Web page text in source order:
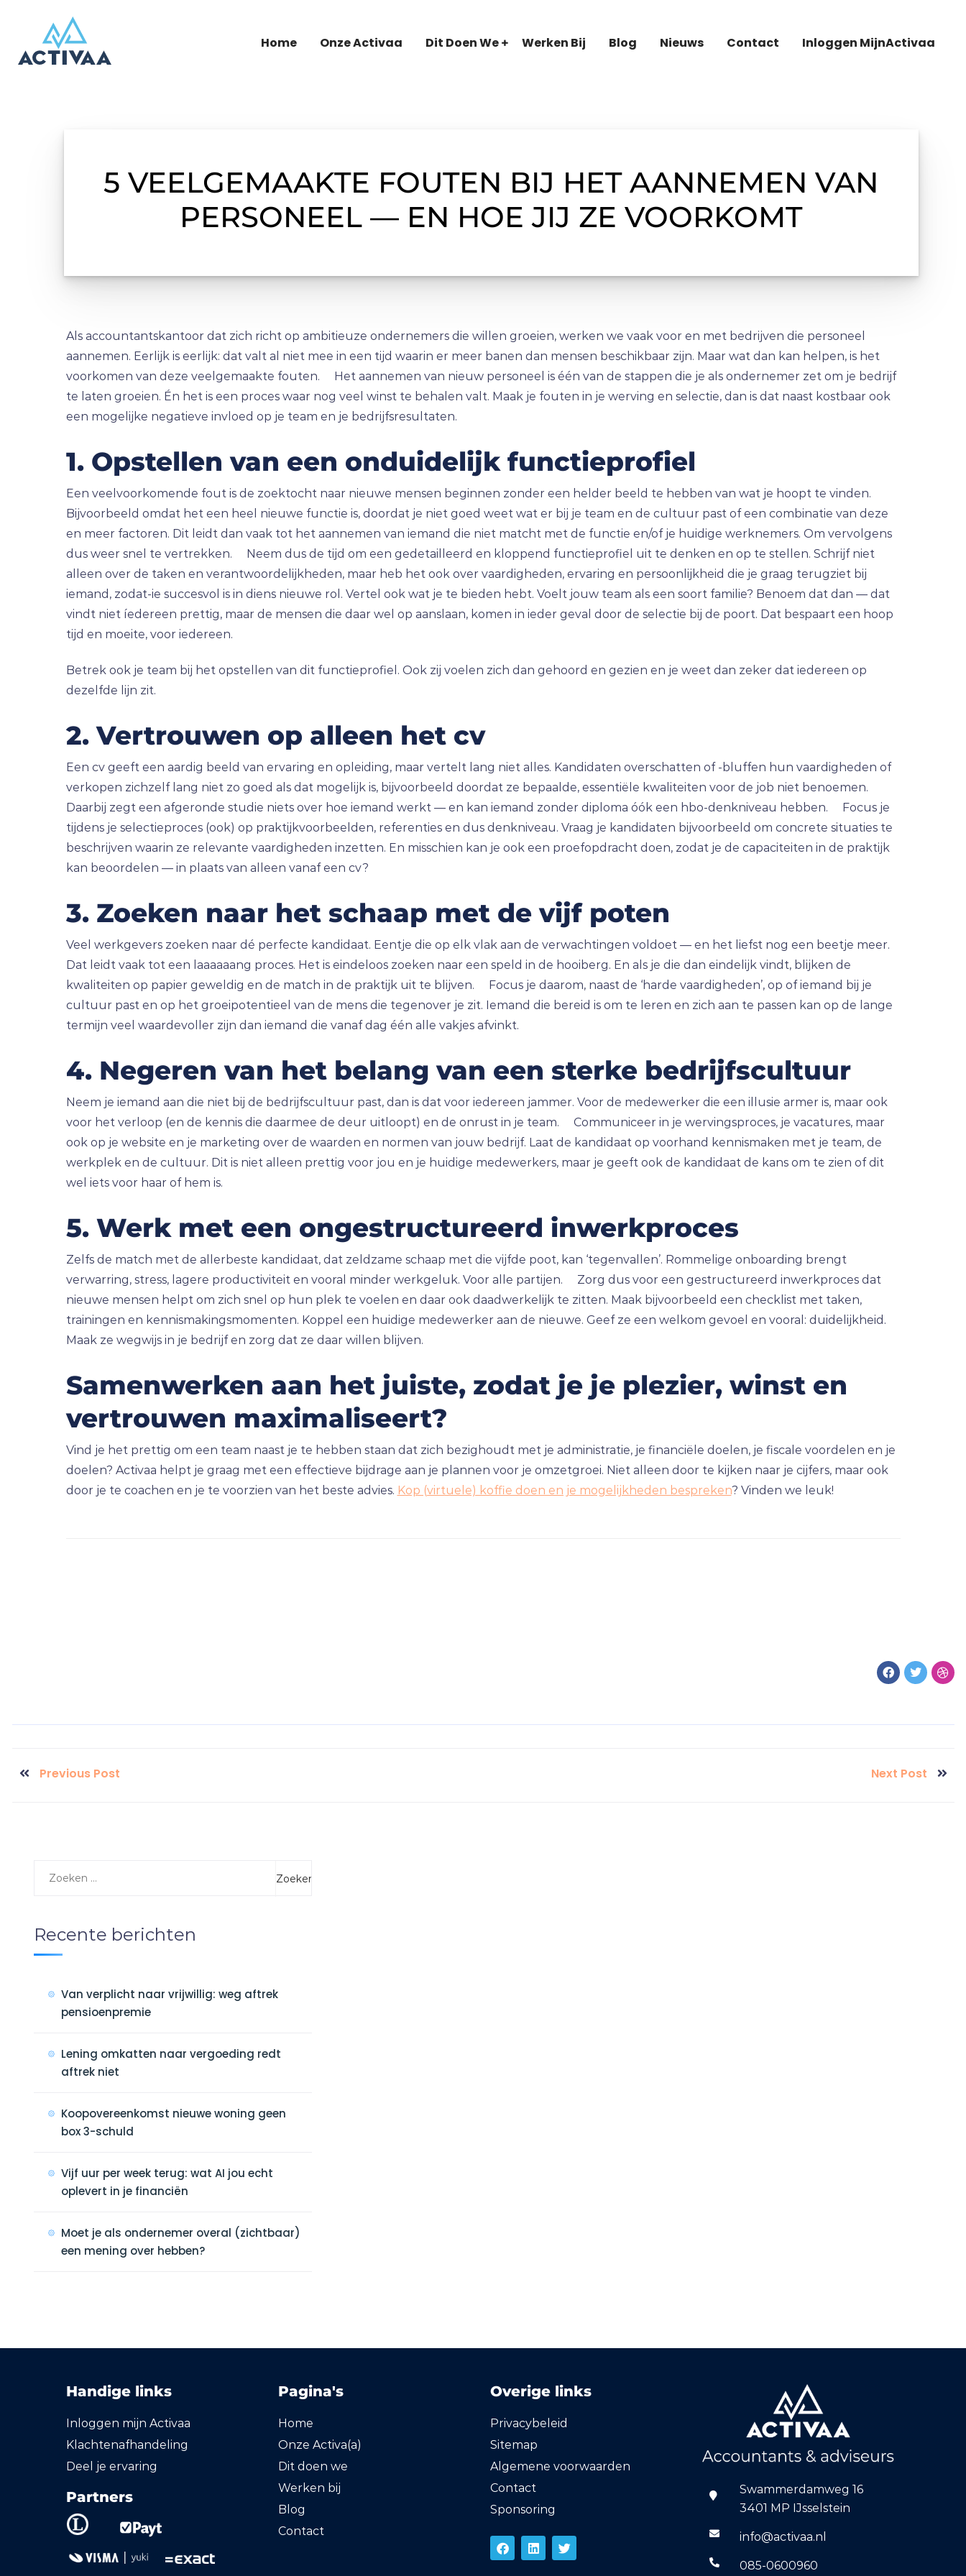
Home Onze Activaa Dit Doen We Werken Bij Blog Nieuws Contact Inloggen MijnActivaa
5 VEELGEMAAKTE FOUTEN BIJ HET AANNEMEN VAN
PERSONEEL — EN HOE JIJ ZE VOORKOMT
Als accountantskantoor dat zich richt op ambitieuze ondernemers die willen groeien, werken we vaak voor en met bedrijven die personeel
aannemen. Eerlijk is eerlijk: dat valt al niet mee in een tijd waarin er meer banen dan mensen beschikbaar zijn. Maar wat dan kan helpen, is het
voorkomen van deze veelgemaakte fouten. Het aannemen van nieuw personeel is één van de stappen die je als ondernemer zet om je bedrijf
te laten groeien. Én het is een proces waar nog veel winst te behalen valt. Maak je fouten in je werving en selectie, dan is dat naast kostbaar ook
een mogelijke negatieve invloed op je team en je bedrijfsresultaten.
1. Opstellen van een onduidelijk functieprofiel
Een veelvoorkomende fout is de zoektocht naar nieuwe mensen beginnen zonder een helder beeld te hebben van wat je hoopt te vinden.
Bijvoorbeeld omdat het een heel nieuwe functie is, doordat je niet goed weet wat er bij je team en de cultuur past of een combinatie van deze
en meer factoren. Dit leidt dan vaak tot het aannemen van iemand die niet matcht met de functie en/of je huidige werknemers. Om vervolgens
dus weer snel te vertrekken. Neem dus de tijd om een gedetailleerd en kloppend functieprofiel uit te denken en op te stellen. Schrijf niet
alleen over de taken en verantwoordelijkheden, maar heb het ook over vaardigheden, ervaring en persoonlijkheid die je graag terugziet bij
iemand, zodat-ie succesvol is in diens nieuwe rol. Vertel ook wat je te bieden hebt. Voelt jouw team als een soort familie? Benoem dat dan — dat
vindt niet íedereen prettig, maar de mensen die daar wel op aanslaan, komen in ieder geval door de selectie bij de poort. Dat bespaart een hoop
tijd en moeite, voor iedereen.
Betrek ook je team bij het opstellen van dit functieprofiel. Ook zij voelen zich dan gehoord en gezien en je weet dan zeker dat iedereen op
dezelfde lijn zit.
2. Vertrouwen op alleen het cv
Een cv geeft een aardig beeld van ervaring en opleiding, maar vertelt lang niet alles. Kandidaten overschatten of -bluffen hun vaardigheden of
verkopen zichzelf lang niet zo goed als dat mogelijk is, bijvoorbeeld doordat ze bepaalde, essentiële kwaliteiten voor de job niet benoemen.
Daarbij zegt een afgeronde studie niets over hoe iemand werkt — en kan iemand zonder diploma óók een hbo-denkniveau hebben. Focus je
tijdens je selectieproces (ook) op praktijkvoorbeelden, referenties en dus denkniveau. Vraag je kandidaten bijvoorbeeld om concrete situaties te
beschrijven waarin ze relevante vaardigheden inzetten. En misschien kan je ook een proefopdracht doen, zodat je de capaciteiten in de praktijk
kan beoordelen — in plaats van alleen vanaf een cv?
3. Zoeken naar het schaap met de vijf poten
Veel werkgevers zoeken naar dé perfecte kandidaat. Eentje die op elk vlak aan de verwachtingen voldoet — en het liefst nog een beetje meer.
Dat leidt vaak tot een laaaaaang proces. Het is eindeloos zoeken naar een speld in de hooiberg. En als je die dan eindelijk vindt, blijken de
kwaliteiten op papier geweldig en de match in de praktijk uit te blijven. Focus je daarom, naast de ‘harde vaardigheden’, op of iemand bij je
cultuur past en op het groeipotentieel van de mens die tegenover je zit. Iemand die bereid is om te leren en zich aan te passen kan op de lange
termijn veel waardevoller zijn dan iemand die vanaf dag één alle vakjes afvinkt.
4. Negeren van het belang van een sterke bedrijfscultuur
Neem je iemand aan die niet bij de bedrijfscultuur past, dan is dat voor iedereen jammer. Voor de medewerker die een illusie armer is, maar ook
voor het verloop (en de kennis die daarmee de deur uitloopt) en de onrust in je team. Communiceer in je wervingsproces, je vacatures, maar
ook op je website en je marketing over de waarden en normen van jouw bedrijf. Laat de kandidaat op voorhand kennismaken met je team, de
werkplek en de cultuur. Dit is niet alleen prettig voor jou en je huidige medewerkers, maar je geeft ook de kandidaat de kans om te zien of dit
wel iets voor haar of hem is.
5. Werk met een ongestructureerd inwerkproces
Zelfs de match met de allerbeste kandidaat, dat zeldzame schaap met die vijfde poot, kan ‘tegenvallen’. Rommelige onboarding brengt
verwarring, stress, lagere productiviteit en vooral minder werkgeluk. Voor alle partijen. Zorg dus voor een gestructureerd inwerkproces dat
nieuwe mensen helpt om zich snel op hun plek te voelen en daar ook daadwerkelijk te zitten. Maak bijvoorbeeld een checklist met taken,
trainingen en kennismakingsmomenten. Koppel een huidige medewerker aan de nieuwe. Geef ze een welkom gevoel en vooral: duidelijkheid.
Maak ze wegwijs in je bedrijf en zorg dat ze daar willen blijven.
Samenwerken aan het juiste, zodat je je plezier, winst en
vertrouwen maximaliseert?
Vind je het prettig om een team naast je te hebben staan dat zich bezighoudt met je administratie, je financiële doelen, je fiscale voordelen en je
doelen? Activaa helpt je graag met een effectieve bijdrage aan je plannen voor je omzetgroei. Niet alleen door te kijken naar je cijfers, maar ook
door je te coachen en je te voorzien van het beste advies. Kop (virtuele) koffie doen en je mogelijkheden bespreken? Vinden we leuk!
Previous Post Next Post
Recente berichten
Van verplicht naar vrijwillig: weg aftrek
pensioenpremie
Lening omkatten naar vergoeding redt
aftrek niet
Koopovereenkomst nieuwe woning geen
box 3-schuld
Vijf uur per week terug: wat AI jou echt
oplevert in je financiën
Moet je als ondernemer overal (zichtbaar)
een mening over hebben?
Handige links
Inloggen mijn Activaa
Klachtenafhandeling
Deel je ervaring
Partners
Pagina's
Home
Onze Activa(a)
Dit doen we
Werken bij
Blog
Contact
Overige links
Privacybeleid
Sitemap
Algemene voorwaarden
Contact
Sponsoring
Swammerdamweg 16
3401 MP IJsselstein
info@activaa.nl
085-0600960